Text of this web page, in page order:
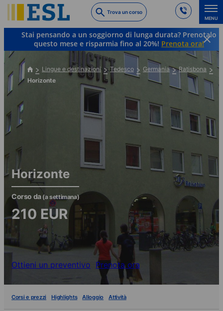
to
main
content
Trova un corso
MENU
Stai pensando a un soggiorno di lunga durata? Prenotalo
questo mese e risparmia fino al 20%! Prenota ora!
Lingue e destinazioni Tedesco Germania
Ratisbona
Horizonte
Horizonte
Corso da (a settimana)
210 EUR
Ottieni un preventivo Prenota ora
Corsi e prezzi Highlights Alloggio Attività